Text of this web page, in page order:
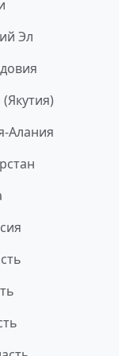
Эл
Алания